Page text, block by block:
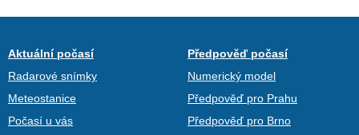
Aktuální počasí
Radarové snímky
Meteostanice
Počasí u vás
Předpověď počasí
Numerický model
Předpověď pro Prahu
Předpověď pro Brno